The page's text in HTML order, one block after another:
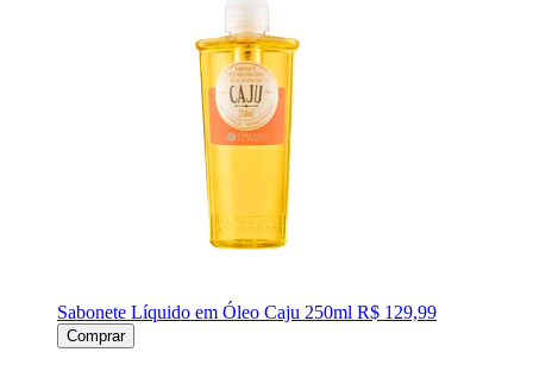
Sabonete Líquido em Óleo Caju 250ml R$ 129,99
Comprar